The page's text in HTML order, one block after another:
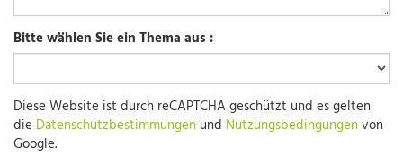
Bitte wählen Sie ein Thema aus :
Diese Website ist durch reCAPTCHA geschützt und es gelten
die Datenschutzbestimmungen und Nutzungsbedingungen von
Google.